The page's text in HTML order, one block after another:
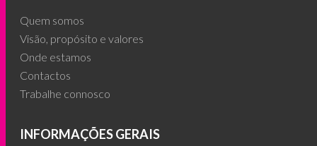
Quem somos
Visão, propósito e valores
Onde estamos
Contactos
Trabalhe connosco
INFORMAÇÕES GERAIS